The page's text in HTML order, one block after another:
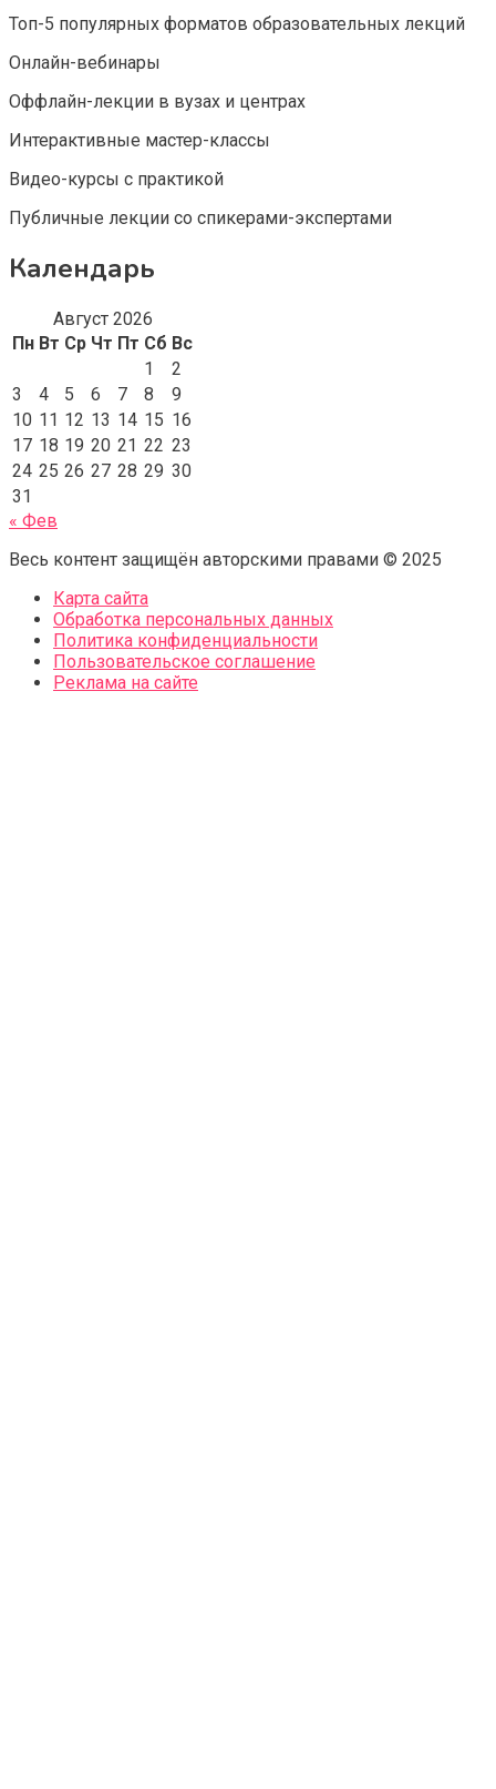
Топ-5 популярных форматов образовательных лекций
Онлайн-вебинары
Оффлайн-лекции в вузах и центрах
Интерактивные мастер-классы
Видео-курсы с практикой
Публичные лекции со спикерами-экспертами
Календарь
Август 2026
Пн Вт Ср Чт Пт Сб Вс
1
2
3
4 5 6 7 8
9
10 11 12 13 14 15 16
17 18 19 20 21 22 23
24 25 26 27 28 29 30
31
« Фев
Весь контент защищён авторскими правами © 2025
Карта сайта
Обработка персональных данных
Политика конфиденциальности
Пользовательское соглашение
Реклама на сайте